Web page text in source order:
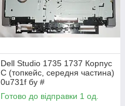
Dell Studio 1735 1737 Корпус
C (топкейс, середня частина)
0u731f бу #
Готово до відправки 1 од.